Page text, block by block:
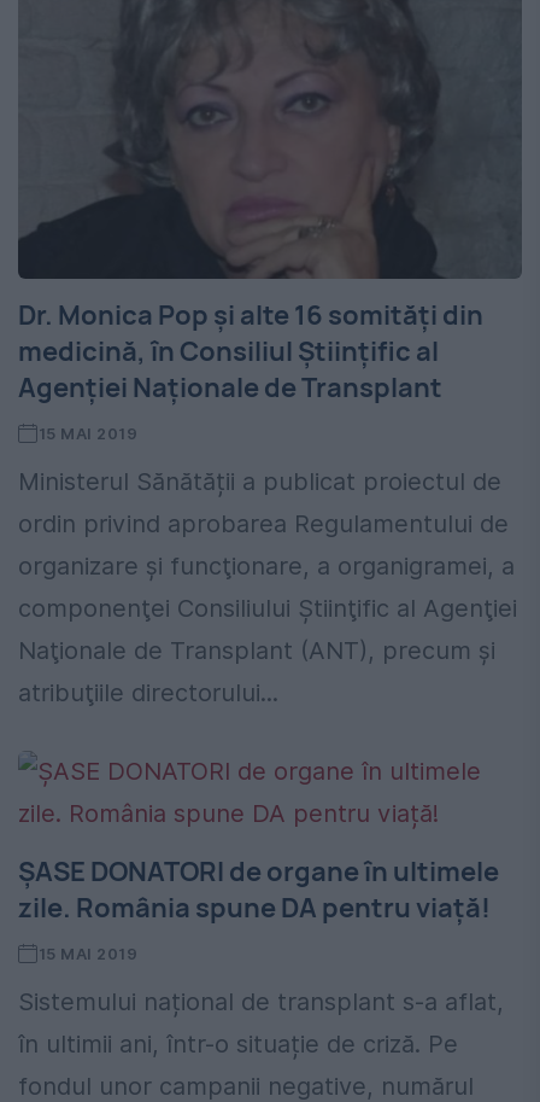
Dr. Monica Pop și alte 16 somități din
medicină, în Consiliul Științific al
Agenției Naționale de Transplant
15 MAI 2019
Ministerul Sănătății a publicat proiectul de
ordin privind aprobarea Regulamentului de
organizare şi funcţionare, a organigramei, a
componenţei Consiliului Știinţific al Agenţiei
Naţionale de Transplant (ANT), precum şi
atribuţiile directorului...
ȘASE DONATORI de organe în ultimele
zile. România spune DA pentru viață!
15 MAI 2019
Sistemului național de transplant s-a aflat,
în ultimii ani, într-o situație de criză. Pe
fondul unor campanii negative, numărul